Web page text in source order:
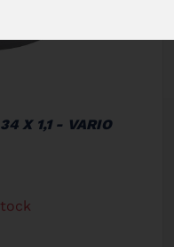
X 1,1 - VARIO